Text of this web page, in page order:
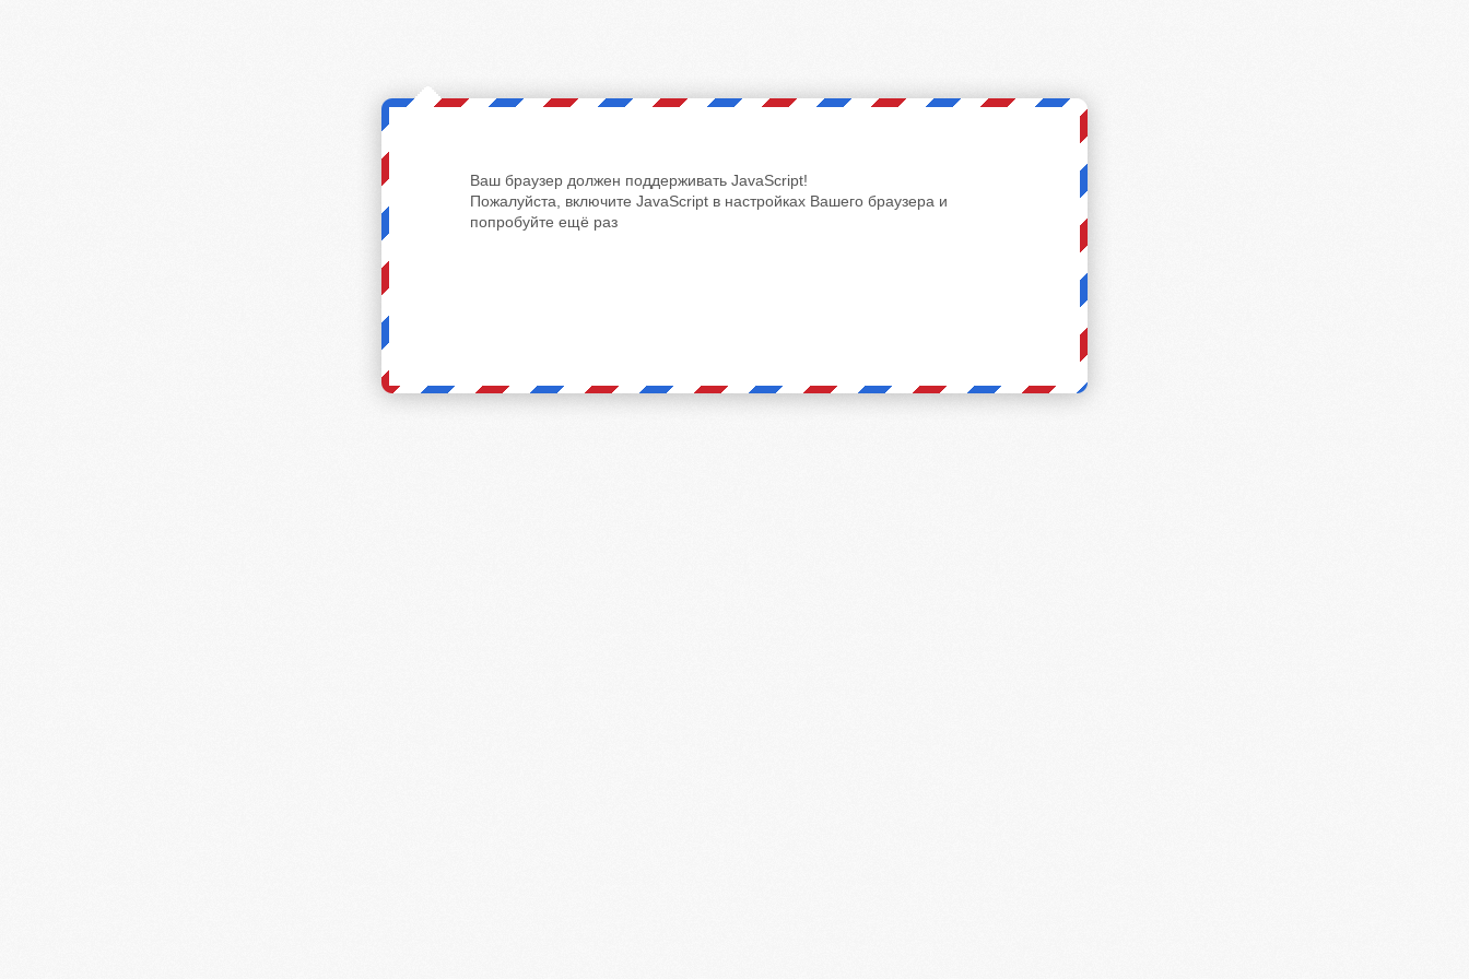
Ваш браузер должен поддерживать JavaScript!
Пожалуйста, включите JavaScript в настройках Вашего браузера и
попробуйте ещё раз